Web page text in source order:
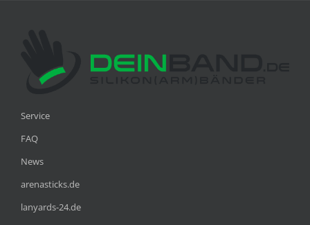
Service
FAQ
News
arenasticks.de
lanyards-24.de